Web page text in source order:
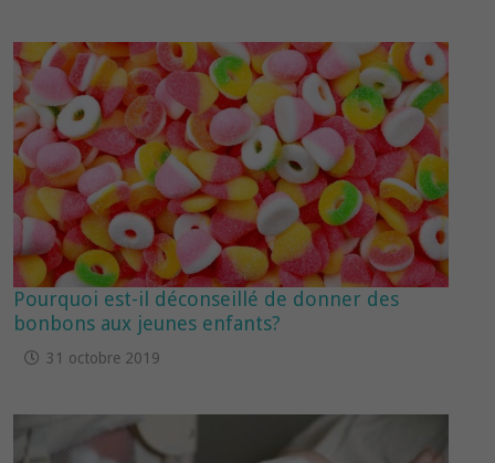
Pourquoi est-il déconseillé de donner des
bonbons aux jeunes enfants?
31 octobre 2019